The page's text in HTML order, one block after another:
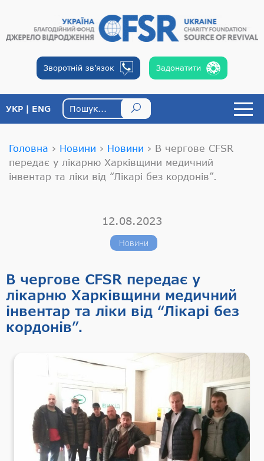
Зворотній зв’язок Задонатити
УКР ENG
Головна › Новини › Новини › В чергове CFSR
передає у лікарню Харківщини медичний
інвентар та ліки від “Лікарі без кордонів”.
12.08.2023
Новини
В чергове CFSR передає у
лікарню Харківщини медичний
інвентар та ліки від “Лікарі без
кордонів”.